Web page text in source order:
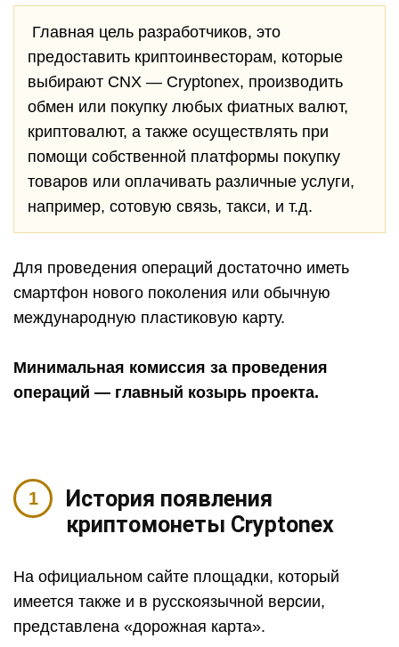
Главная цель разработчиков, это
предоставить криптоинвесторам, которые
выбирают CNX — Cryptonex, производить
обмен или покупку любых фиатных валют,
криптовалют, а также осуществлять при
помощи собственной платформы покупку
товаров или оплачивать различные услуги,
например, сотовую связь, такси, и т.д.
Для проведения операций достаточно иметь
смартфон нового поколения или обычную
международную пластиковую карту.
Минимальная комиссия за проведения
операций — главный козырь проекта.
История появления
криптомонеты Cryptonex
На официальном сайте площадки, который
имеется также и в русскоязычной версии,
представлена «дорожная карта».